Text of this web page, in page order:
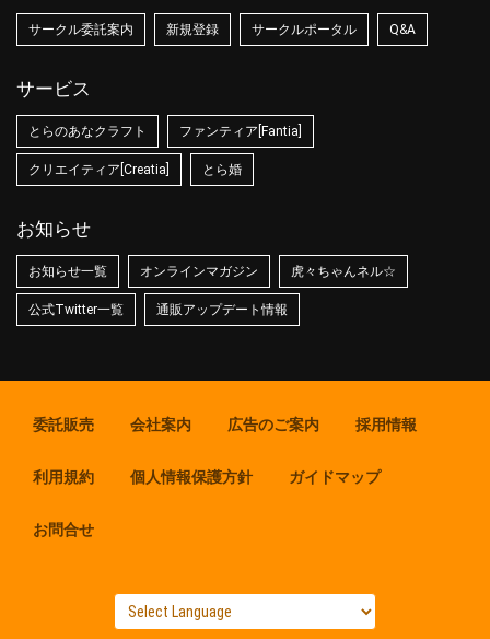
サークル委託案内 新規登録 サークルポータル Q&A
サービス
とらのあなクラフト ファンティア[Fantia]
クリエイティア[Creatia] とら婚
お知らせ
お知らせ一覧 オンラインマガジン 虎々ちゃんネル☆
公式Twitter一覧 通販アップデート情報
委託販売 会社案内 広告のご案内 採用情報
利用規約 個人情報保護方針 ガイドマップ
お問合せ